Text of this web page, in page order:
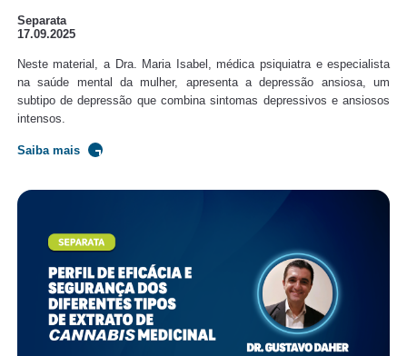
Separata
17.09.2025
Neste material, a Dra. Maria Isabel, médica psiquiatra e especialista
na saúde mental da mulher, apresenta a depressão ansiosa, um
subtipo de depressão que combina sintomas depressivos e ansiosos
intensos.
Saiba mais